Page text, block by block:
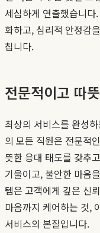
세심하게 연출했습니다
화하고, 심리적 안정감
칩니다.
전문적이고 따
최상의 서비스를 완성
의 모든 직원은 전문적
뜻한 응대 태도를 갖추
기울이고, 불안한 마음
템은 고객에게 깊은 신
마음까지 케어하는 것,
서비스의 본질입니다.